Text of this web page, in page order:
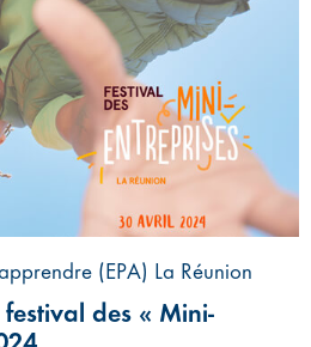
(EPA) La Réunion
des « Mini-